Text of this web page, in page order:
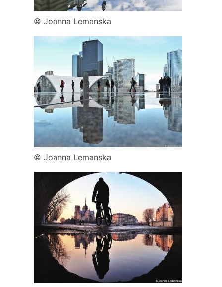
© Joanna Lemanska
© Joanna Lemanska